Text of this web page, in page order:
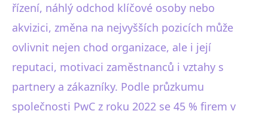
řízení, náhlý odchod klíčové osoby nebo
akvizici, změna na nejvyšších pozicích může
ovlivnit nejen chod organizace, ale i její
reputaci, motivaci zaměstnanců i vztahy s
partnery a zákazníky. Podle průzkumu
společnosti PwC z roku 2022 se 45 % firem v